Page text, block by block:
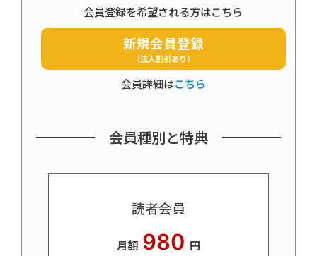
会員登録を希望される方はこちら
新規会員登録
（法人割引あり）
会員詳細はこちら
会員種別と特典
読者会員
月額 980 円